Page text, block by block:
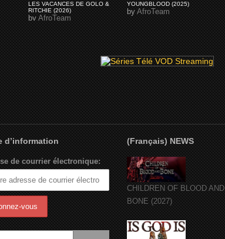
LES VACANCES DE GOLO &
RITCHIE (2026)
byAfroTeam
YOUNGBLOOD (2025)
byAfroTeam
d’information
de courrier électronique:
(Français) NEWS
CHILDREN OF BLOOD AND
BONE (2027)